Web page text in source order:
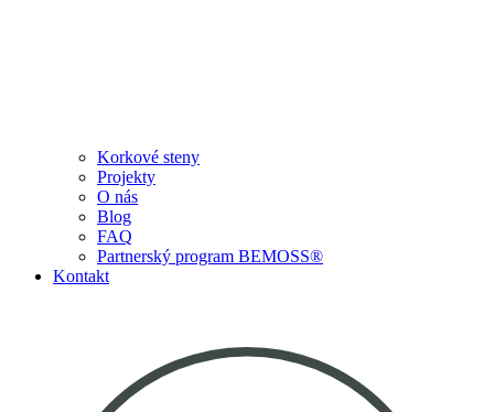
Korkové steny
Projekty
O nás
Blog
FAQ
Partnerský program BEMOSS®
Kontakt